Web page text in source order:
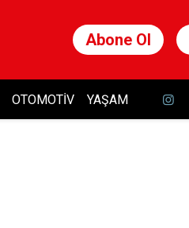
Abone Ol
OTOMOTIV YAŞAM